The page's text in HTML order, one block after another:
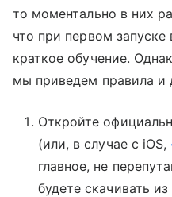
то моментально в них
что при первом
краткое обучение.
мы приведем правила и
Откройте
(или, в случае с iOS,
главное, не
будете скачивать